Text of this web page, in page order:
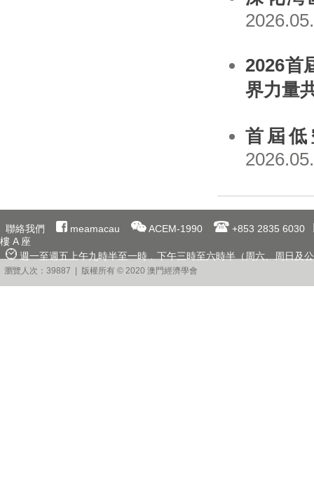
2026首
界力量
首屆
聯絡我們 meamacau ACEM-1990
+853 2835 6030
樓 A 座
週一至週五上午九時半至一時﹐下午三時至六時半（周六、周日及
瀏覽人次：39887 | 版權所有 © 2020 澳門經濟學會